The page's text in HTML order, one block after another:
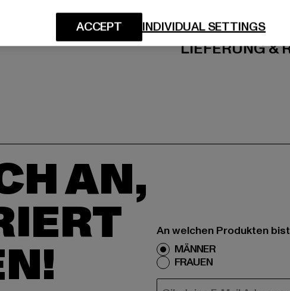
LIEFERUNG &
AN,
An welchen Produkten
MÄNNER
FRAUEN
INDIVIDUAL SETTINGS
ACCEPT